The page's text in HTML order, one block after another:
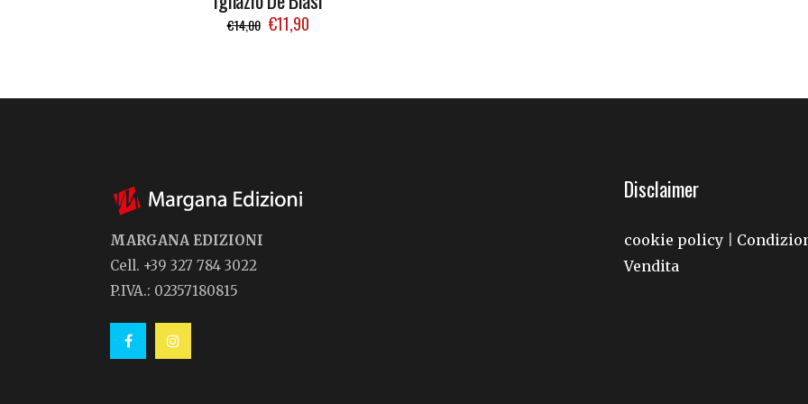
€14,00 €11,90
MARGANA EDIZIONI
Cell. +39 327 784 3022
P.IVA.: 02357180815
Disclaimer
cookie policy
Vendita